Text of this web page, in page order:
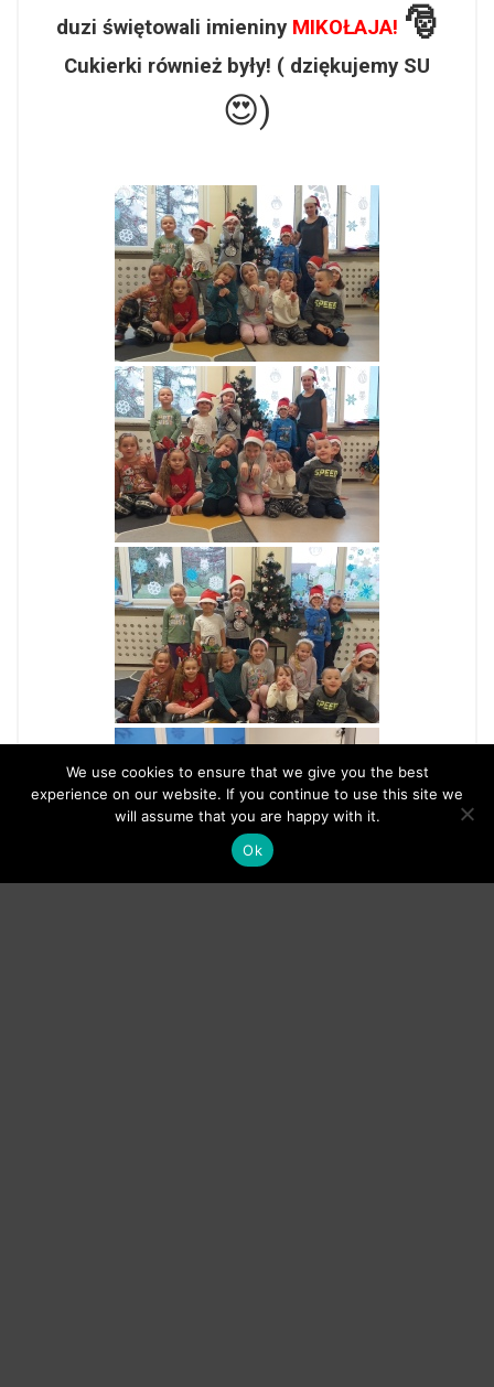
duzi świętowali imieniny MIKOŁAJA! 🎅
Cukierki również były! ( dziękujemy SU
😍)
We use cookies to ensure that we give you the best
experience on our website. If you continue to use this site we
will assume that you are happy with it.
Ok